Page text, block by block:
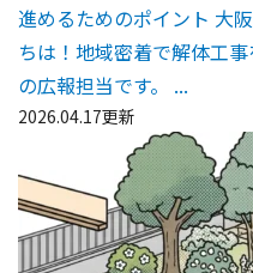
進めるためのポイント 大
ちは！地域密着で解体工
の広報担当です。 ...
2026.04.17更新